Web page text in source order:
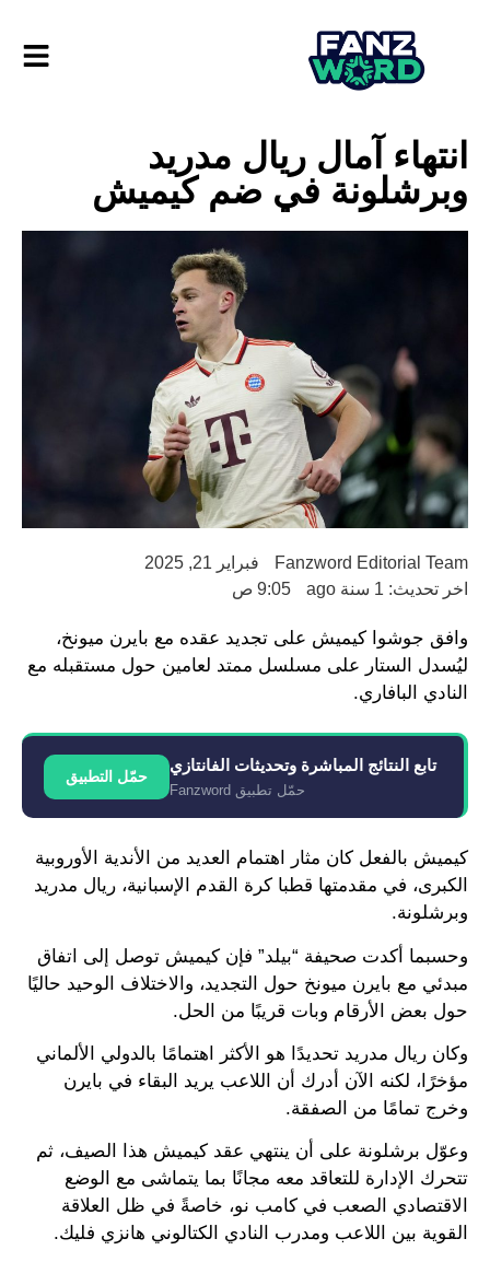
انتهاء آمال ريال مدريد
وبرشلونة في ضم كيميش
Fanzword Editorial Team
فبراير 21, 2025
اخر تحديث: 1 سنة ago
9:05 ص
وافق جوشوا كيميش على تجديد عقده مع بايرن ميونخ،
ليُسدل الستار على مسلسل ممتد لعامين حول مستقبله مع
النادي البافاري.
تابع النتائج المباشرة وتحديثات الفانتازي
حمّل تطبيق Fanzword
حمّل التطبيق
كيميش بالفعل كان مثار اهتمام العديد من الأندية الأوروبية
الكبرى، في مقدمتها قطبا كرة القدم الإسبانية، ريال مدريد
وبرشلونة.
وحسبما أكدت صحيفة “بيلد” فإن كيميش توصل إلى اتفاق
مبدئي مع بايرن ميونخ حول التجديد، والاختلاف الوحيد حاليًا
حول بعض الأرقام وبات قريبًا من الحل.
وكان ريال مدريد تحديدًا هو الأكثر اهتمامًا بالدولي الألماني
مؤخرًا، لكنه الآن أدرك أن اللاعب يريد البقاء في بايرن
وخرج تمامًا من الصفقة.
وعوّل برشلونة على أن ينتهي عقد كيميش هذا الصيف، ثم
تتحرك الإدارة للتعاقد معه مجانًا بما يتماشى مع الوضع
الاقتصادي الصعب في كامب نو، خاصةً في ظل العلاقة
القوية بين اللاعب ومدرب النادي الكتالوني هانزي فليك.